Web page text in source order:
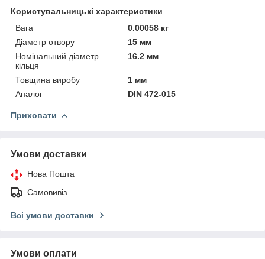
Користувальницькі характеристики
Вага
0.00058 кг
Діаметр отвору
15 мм
Номінальний діаметр
кільця
16.2 мм
Товщина виробу
1 мм
Аналог
DIN 472-015
Приховати
Умови доставки
Нова Пошта
Самовивіз
Всі умови доставки
Умови оплати